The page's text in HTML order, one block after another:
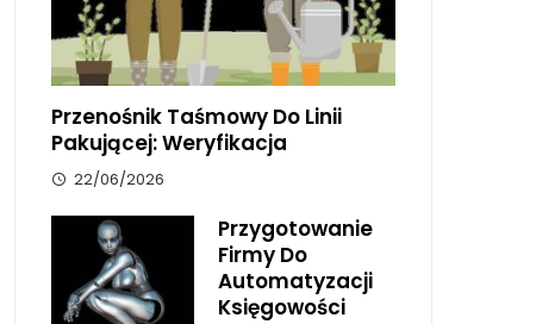
Przenośnik Taśmowy Do Linii
Pakującej: Weryfikacja
22/06/2026
Przygotowanie
Firmy Do
Automatyzacji
Księgowości